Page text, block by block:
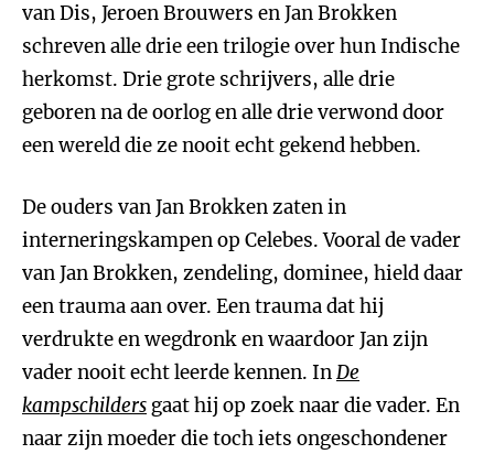
van Dis, Jeroen Brouwers en Jan Brokken
schreven alle drie een trilogie over hun Indische
herkomst. Drie grote schrijvers, alle drie
geboren na de oorlog en alle drie verwond door
een wereld die ze nooit echt gekend hebben.
De ouders van Jan Brokken zaten in
interneringskampen op Celebes. Vooral de vader
van Jan Brokken, zendeling, dominee, hield daar
een trauma aan over. Een trauma dat hij
verdrukte en wegdronk en waardoor Jan zijn
vader nooit echt leerde kennen. InDe
kampschilders gaat hij op zoek naar die vader. En
naar zijn moeder die toch iets ongeschondener